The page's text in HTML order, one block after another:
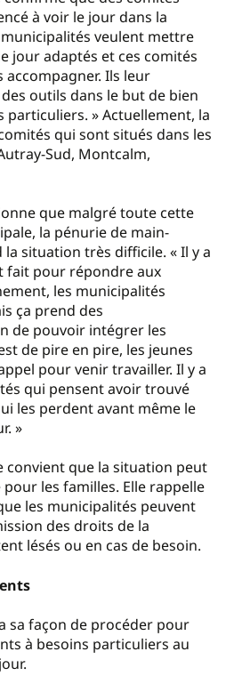
à voir le jour dans la
municipalités veulent mettre
jour adaptés et ces comités
Ils leur
outils dans le but de bien
particuliers. » Actuellement, la
qui sont situés dans les
Sud, Montcalm,
que malgré toute cette
la pénurie de main-
situation très difficile. « Il y a
fait pour répondre aux
les municipalités
ça prend des
de pouvoir intégrer les
de pire en pire, les jeunes
pour venir travailler. Il y a
qui pensent avoir trouvé
les perdent avant même le
»
convient que la situation peut
les familles. Elle rappelle
les municipalités peuvent
des droits de la
lésés ou en cas de besoin.
sa façon de procéder pour
à besoins particuliers au